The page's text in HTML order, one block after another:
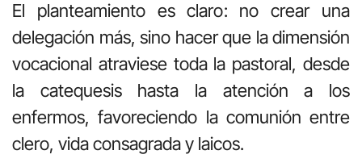
El planteamiento es claro: no crear una
delegación más, sino hacer que la dimensión
vocacional atraviese toda la pastoral, desde
la catequesis hasta la atención a los
enfermos, favoreciendo la comunión entre
clero, vida consagrada y laicos.